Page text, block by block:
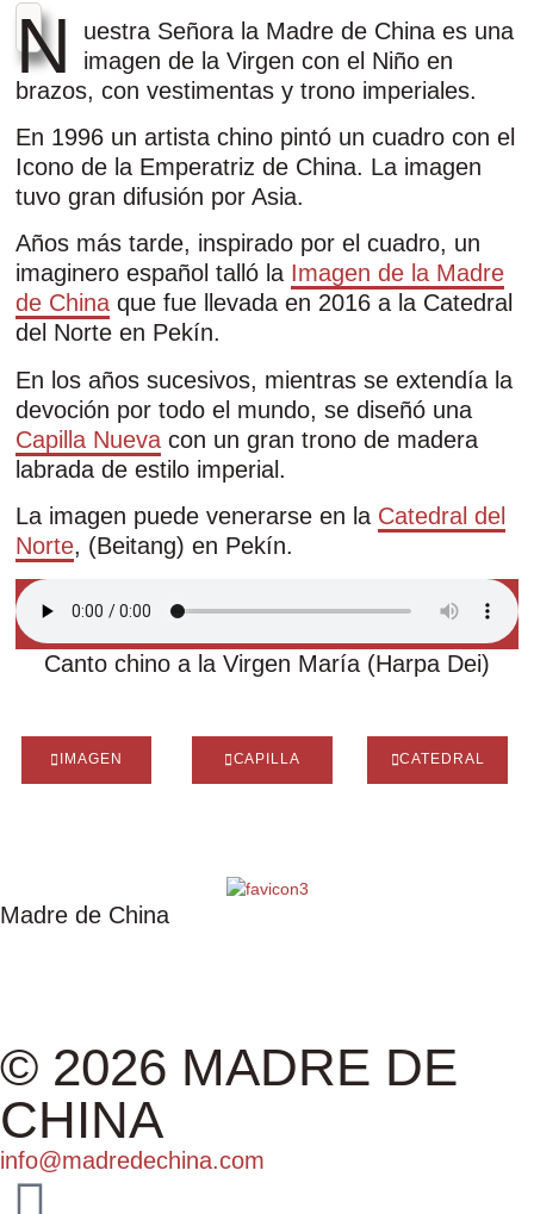
N
uestra Señora la Madre de China es una
imagen de la Virgen con el Niño en
brazos, con vestimentas y trono imperiales.
En 1996 un artista chino pintó un cuadro con el
Icono de la Emperatriz de China. La imagen
tuvo gran difusión por Asia.
Años más tarde, inspirado por el cuadro, un
imaginero español talló la Imagen de la Madre
de China que fue llevada en 2016 a la Catedral
del Norte en Pekín.
En los años sucesivos, mientras se extendía la
devoción por todo el mundo, se diseñó una
Capilla Nueva con un gran trono de madera
labrada de estilo imperial.
La imagen puede venerarse en la Catedral del
Norte, (Beitang) en Pekín.
Canto chino a la Virgen María (Harpa Dei)
IMAGEN CAPILLA CATEDRAL
Madre de China
© 2026 MADRE DE
CHINA
info@madredechina.com